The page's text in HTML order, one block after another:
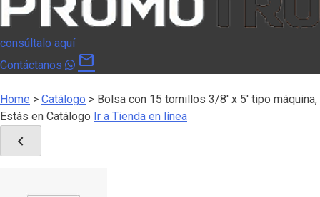
consúltalo aquí
Contáctanos
mail
Home > Catálogo > Bolsa con 15 tornillos 3/8′ x 5′ tipo máquina,
Estás en Catálogo Ir a Tienda en línea
chevron_left